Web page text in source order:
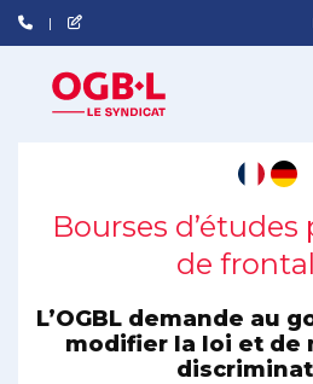
Bourses
de
L’OGBL demande au
modifier la loi et de